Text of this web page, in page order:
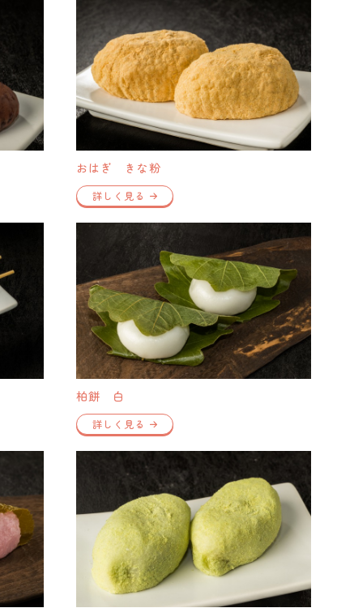
おはぎ きな粉
詳しく見る
柏餅 白
詳しく見る